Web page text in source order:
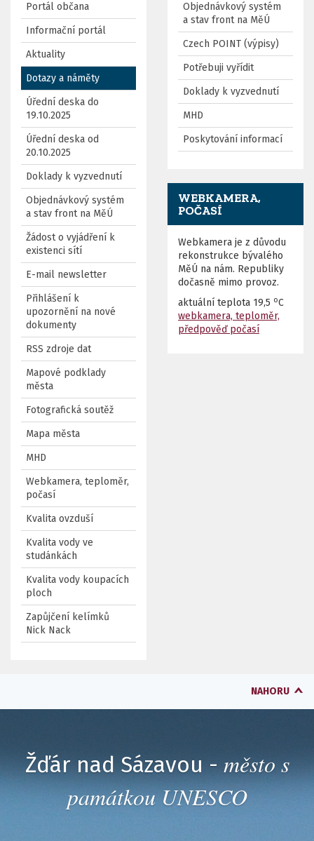
Portál občana
Informační portál
Aktuality
Dotazy a náměty
Úřední deska do
19.10.2025
Úřední deska od
20.10.2025
Doklady k vyzvednutí
Objednávkový systém
a stav front na MěÚ
Žádost o vyjádření k
existenci sítí
E-mail newsletter
Přihlášení k
upozornění na nové
dokumenty
RSS zdroje dat
Mapové podklady
města
Fotografická soutěž
Mapa města
MHD
Webkamera, teploměr,
počasí
Kvalita ovzduší
Kvalita vody ve
studánkách
Kvalita vody koupacích
ploch
Zapůjčení kelímků
Nick Nack
Objednávkový systém
a stav front na MěÚ
Czech POINT (výpisy)
Potřebuji vyřídit
Doklady k vyzvednutí
MHD
Poskytování informací
WEBKAMERA,
POČASÍ
Webkamera je z důvodu
rekonstrukce bývalého
MěÚ na nám. Republiky
dočasně mimo provoz.
aktuální teplota 19,5 oC
webkamera, teploměr,
předpověď počasí
NAHORU
Žďár nad Sázavou - město s
památkou UNESCO